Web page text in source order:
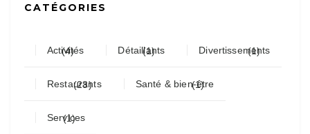
CATÉGORIES
Activités
(4) Détaillants
(1) Divertissements
(1)
Restaurants
(23) Santé & bien-être
(1)
Services
(1)